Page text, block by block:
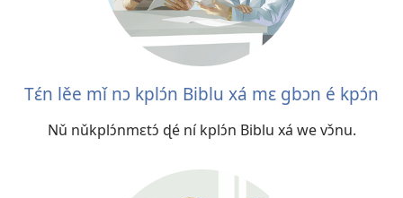
Tɛ́n lěe mǐ nɔ kplɔ́n Biblu xá mɛ gbɔn é kpɔ́n
Nǔ nǔkplɔ́nmɛtɔ́ ɖé ní kplɔ́n Biblu xá we vɔ̌nu.